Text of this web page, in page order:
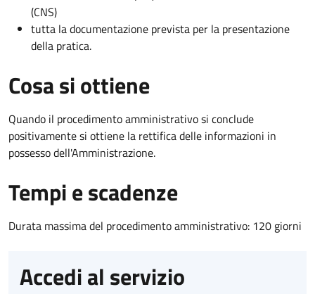
(CNS)
tutta la documentazione prevista per la presentazione
della pratica.
Cosa si ottiene
Quando il procedimento amministrativo si conclude
positivamente si ottiene la rettifica delle informazioni in
possesso dell'Amministrazione.
Tempi e scadenze
Durata massima del procedimento amministrativo: 120 giorni
Accedi al servizio